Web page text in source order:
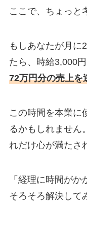
ここで、ちょっと
もしあなたが月に
たら、時給3,000
72万円分の売上を
この時間を本業に
るかもしれません
れだけ心が満たさ
「経理に時間がか
そろそろ解決して